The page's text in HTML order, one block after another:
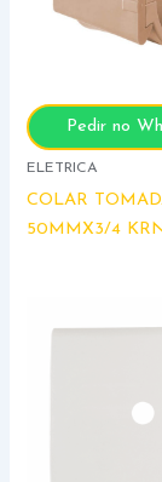
Pedir no
ELETRICA
COLAR
50MMX3/4